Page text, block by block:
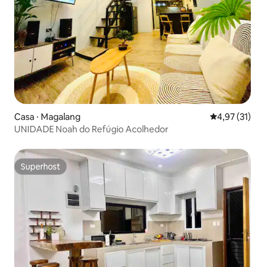
Casa ⋅ Magalang 4,97 de uma
4,97 (31)
UNIDADE Noah do Refúgio Acolhedor
Superhost
Superhost